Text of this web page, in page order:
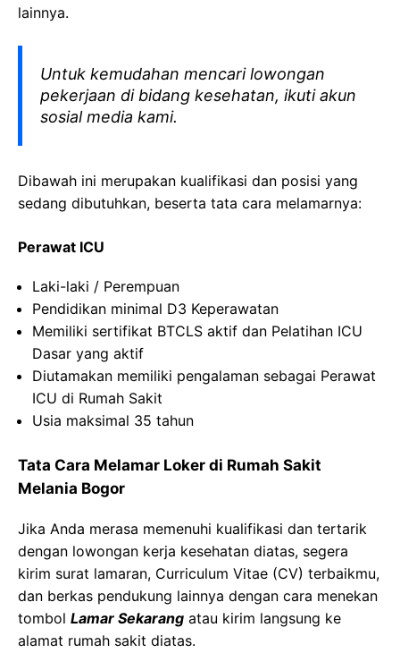
lainnya.
Untuk kemudahan mencari lowongan
pekerjaan di bidang kesehatan, ikuti akun
sosial media kami.
Dibawah ini merupakan kualifikasi dan posisi yang
sedang dibutuhkan, beserta tata cara melamarnya:
Perawat ICU
Laki-laki / Perempuan
Pendidikan minimal D3 Keperawatan
Memiliki sertifikat BTCLS aktif dan Pelatihan ICU
Dasar yang aktif
Diutamakan memiliki pengalaman sebagai Perawat
ICU di Rumah Sakit
Usia maksimal 35 tahun
Tata Cara Melamar Loker di Rumah Sakit
Melania Bogor
Jika Anda merasa memenuhi kualifikasi dan tertarik
dengan lowongan kerja kesehatan diatas, segera
kirim surat lamaran, Curriculum Vitae (CV) terbaikmu,
dan berkas pendukung lainnya dengan cara menekan
tombol Lamar Sekarang atau kirim langsung ke
alamat rumah sakit diatas.